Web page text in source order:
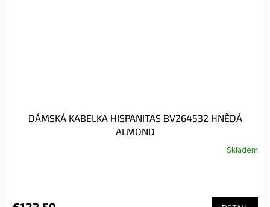
DÁMSKÁ KABELKA HISPANITAS BV264532 HNĚDÁ
ALMOND
Skladem